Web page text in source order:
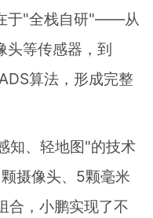
于"全栈自研"——从
头等传感器，到
算法，形成完整
知、轻地图"的技术
摄像头、5颗毫米
合，小鹏实现了不